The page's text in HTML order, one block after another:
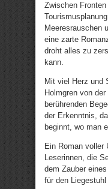
Zwischen
Meeresrauschen
eine zarte
droht alles zu
kann.
Mit viel Herz und
Holmgren von
berührenden
der Erkenntnis,
beginnt, wo man
Ein Roman voller
Leserinnen, die
dem Zauber
für den